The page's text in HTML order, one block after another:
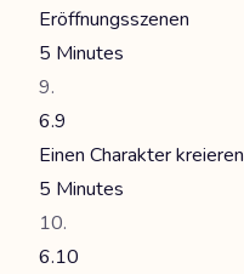
Eröffnungsszenen
5 Minutes
6.9
Einen Charakter kreieren
5 Minutes
6.10